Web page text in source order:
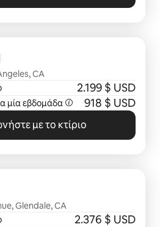
CA
2.199 $ USD
μίαεβδομάδα 918 $ USD
με το κτίριο
Glendale, CA
2.376 $ USD